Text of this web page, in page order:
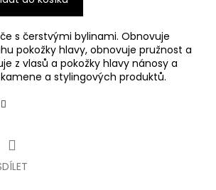
s čerstvými bylinami. Obnovuje
pokožky hlavy, obnovuje pružnost a
z vlasů a pokožky hlavy nánosy a
a stylingových produktů.